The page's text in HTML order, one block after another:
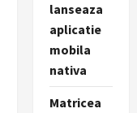
lanseaza
aplicatie
mobila
nativa
Matricea